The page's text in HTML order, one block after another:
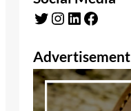
Twitter Instagram LinkedIn Facebook
Advertisement